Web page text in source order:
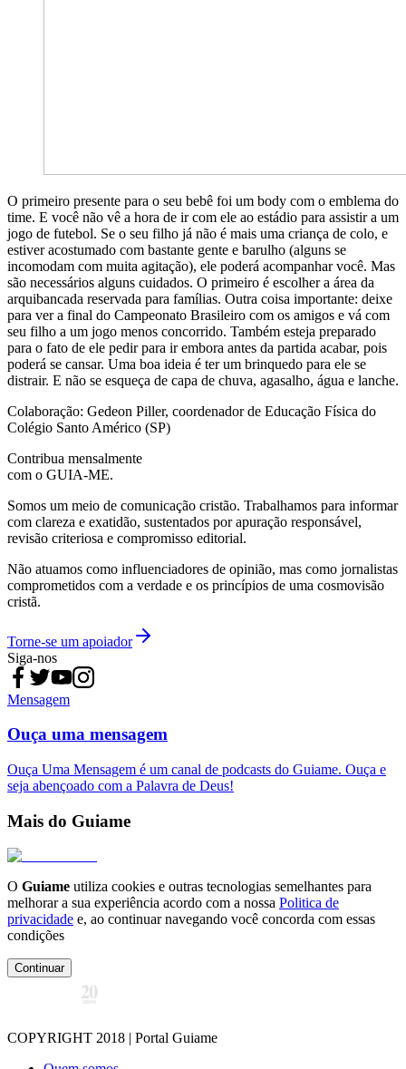
O primeiro presente para o seu bebê foi um body com o emblema do
time. E você não vê a hora de ir com ele ao estádio para assistir a um
jogo de futebol. Se o seu filho já não é mais uma criança de colo, e
estiver acostumado com bastante gente e barulho (alguns se
incomodam com muita agitação), ele poderá acompanhar você. Mas
são necessários alguns cuidados. O primeiro é escolher a área da
arquibancada reservada para famílias. Outra coisa importante: deixe
para ver a final do Campeonato Brasileiro com os amigos e vá com
seu filho a um jogo menos concorrido. Também esteja preparado
para o fato de ele pedir para ir embora antes da partida acabar, pois
poderá se cansar. Uma boa ideia é ter um brinquedo para ele se
distrair. E não se esqueça de capa de chuva, agasalho, água e lanche.
Colaboração: Gedeon Piller, coordenador de Educação Física do
Colégio Santo Américo (SP)
Contribua mensalmente
com o GUIA-ME.
Somos um meio de comunicação cristão. Trabalhamos para informar
com clareza e exatidão, sustentados por apuração responsável,
revisão criteriosa e compromisso editorial.
Não atuamos como influenciadores de opinião, mas como jornalistas
comprometidos com a verdade e os princípios de uma cosmovisão
cristã.
Torne-se um apoiador
Siga-nos
Mensagem
Ouça uma mensagem
Ouça Uma Mensagem é um canal de podcasts do Guiame. Ouça e
seja abençoado com a Palavra de Deus!
Mais do Guiame
O Guiame utiliza cookies e outras tecnologias semelhantes para
melhorar a sua experiência acordo com a nossa Politica de
privacidade e, ao continuar navegando você concorda com essas
condições
Continuar
COPYRIGHT 2018 | Portal Guiame